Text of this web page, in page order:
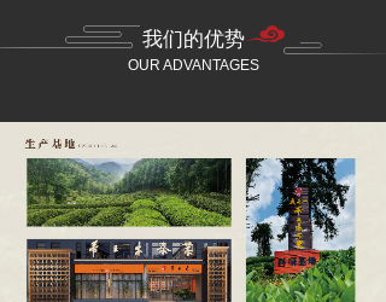
我们的优势
OUR ADVANTAGES